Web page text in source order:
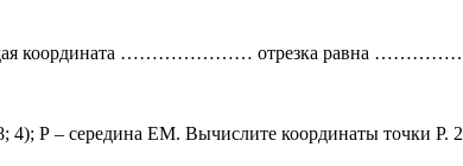
координата ………………… отрезка равна
4); Р – середина ЕМ. Вычислите координаты точки Р.